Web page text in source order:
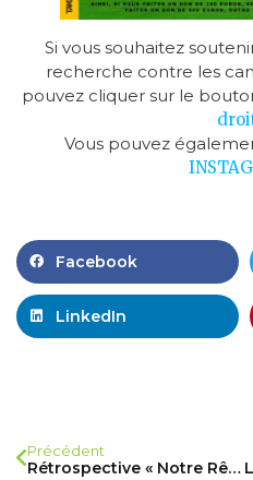
Si vous souhaitez
recherche contre les
pouvez cliquer sur le
Vous pouvez
Facebook
LinkedIn
Précédent
Rétrospective « Notre Rêve à nous » !